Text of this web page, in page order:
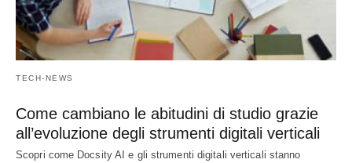
TECH-NEWS
Come cambiano le abitudini di studio grazie
all’evoluzione degli strumenti digitali verticali
Scopri come Docsity AI e gli strumenti digitali verticali stanno